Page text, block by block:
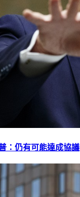
：仍有可能達成協議